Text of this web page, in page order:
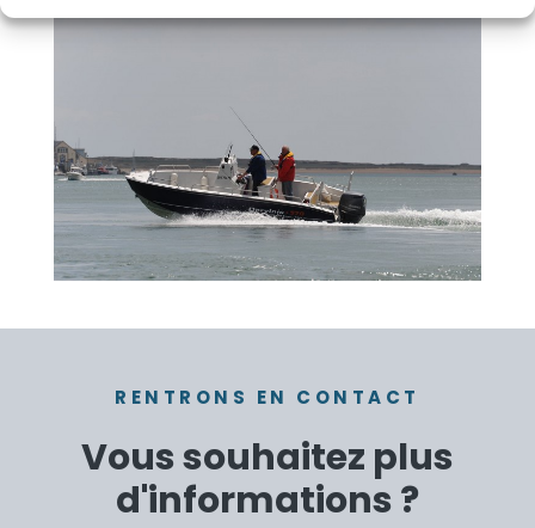
RENTRONS EN CONTACT
Vous souhaitez plus
d'informations ?